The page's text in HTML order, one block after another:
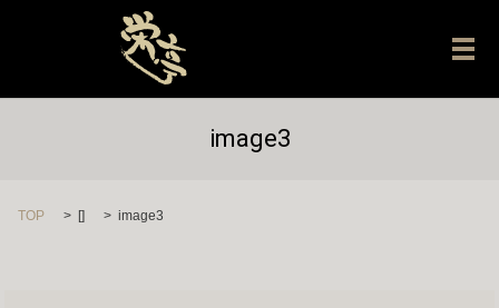
メ
image3
TOP [] image3